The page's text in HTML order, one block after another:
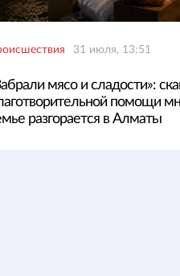
31 июля, 13:51
мясо и сладости»:
помощи
разгорается в Алматы